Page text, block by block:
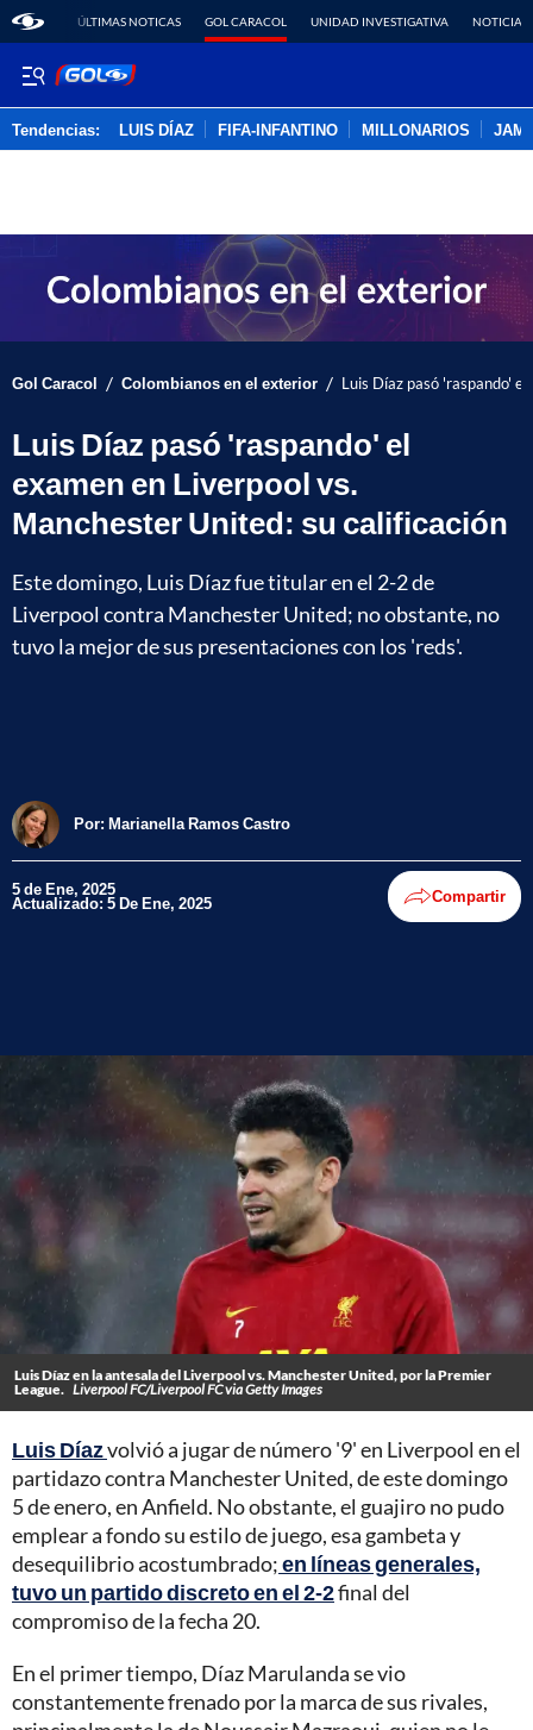
ÚLTIMAS NOTICAS GOL CARACOL UNIDAD INVESTIGATIVA NOTICIAS
Tendencias: LUIS DÍAZ FIFA-INFANTINO MILLONARIOS
Gol Caracol / Colombianos en el exterior / Luis Díaz pasó 'raspando'
Luis Díaz pasó 'raspando' el
examen en Liverpool vs.
Manchester United: su calificación
Este domingo, Luis Díaz fue titular en el 2-2 de
Liverpool contra Manchester United; no obstante, no
tuvo la mejor de sus presentaciones con los 'reds'.
Por: Marianella Ramos Castro
5 de Ene, 2025
Actualizado: 5 De Ene, 2025 Compartir
Luis Díaz en la antesala del Liverpool vs. Manchester United, por la Premier
League. Liverpool FC/Liverpool FC via Getty Images
Luis Díazvolvió a jugar de número '9' en Liverpool en el
partidazo contra Manchester United, de este domingo
5 de enero, en Anfield. No obstante, el guajiro no pudo
emplear a fondo su estilo de juego, esa gambeta y
desequilibrio acostumbrado;en líneas generales,
tuvo un partido discreto en el 2-2final del
compromiso de la fecha 20.
En el primer tiempo, Díaz Marulanda se vio
constantemente frenado por la marca de sus rivales,